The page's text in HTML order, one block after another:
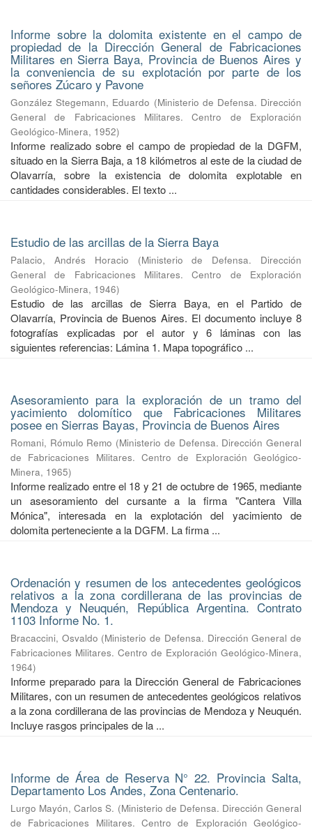
Informe sobre la dolomita existente en el campo de
propiedad de la Dirección General de Fabricaciones
Militares en Sierra Baya, Provincia de Buenos Aires y
la conveniencia de su explotación por parte de los
señores Zúcaro y Pavone
González Stegemann, Eduardo (Ministerio de Defensa. Dirección
General de Fabricaciones Militares. Centro de Exploración
Geológico-Minera, 1952)
Informe realizado sobre el campo de propiedad de la DGFM,
situado en la Sierra Baja, a 18 kilómetros al este de la ciudad de
Olavarría, sobre la existencia de dolomita explotable en
cantidades considerables. El texto ...
Estudio de las arcillas de la Sierra Baya
Palacio, Andrés Horacio (Ministerio de Defensa. Dirección
General de Fabricaciones Militares. Centro de Exploración
Geológico-Minera, 1946)
Estudio de las arcillas de Sierra Baya, en el Partido de
Olavarría, Provincia de Buenos Aires. El documento incluye 8
fotografías explicadas por el autor y 6 láminas con las
siguientes referencias: Lámina 1. Mapa topográfico ...
Asesoramiento para la exploración de un tramo del
yacimiento dolomítico que Fabricaciones Militares
posee en Sierras Bayas, Provincia de Buenos Aires
Romani, Rómulo Remo (Ministerio de Defensa. Dirección General
de Fabricaciones Militares. Centro de Exploración Geológico-
Minera, 1965)
Informe realizado entre el 18 y 21 de octubre de 1965, mediante
un asesoramiento del cursante a la firma "Cantera Villa
Mónica", interesada en la explotación del yacimiento de
dolomita perteneciente a la DGFM. La firma ...
Ordenación y resumen de los antecedentes geológicos
relativos a la zona cordillerana de las provincias de
Mendoza y Neuquén, República Argentina. Contrato
1103 Informe No. 1.
Bracaccini, Osvaldo (Ministerio de Defensa. Dirección General de
Fabricaciones Militares. Centro de Exploración Geológico-Minera,
1964)
Informe preparado para la Dirección General de Fabricaciones
Militares, con un resumen de antecedentes geológicos relativos
a la zona cordillerana de las provincias de Mendoza y Neuquén.
Incluye rasgos principales de la ...
Informe de Área de Reserva N° 22. Provincia Salta,
Departamento Los Andes, Zona Centenario.
Lurgo Mayón, Carlos S. (Ministerio de Defensa. Dirección General
de Fabricaciones Militares. Centro de Exploración Geológico-